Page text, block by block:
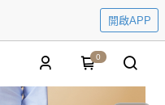
開啟APP
0